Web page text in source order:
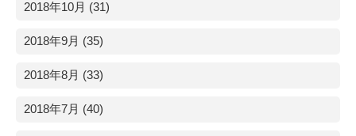
2018年10月 (31)
2018年9月 (35)
2018年8月 (33)
2018年7月 (40)